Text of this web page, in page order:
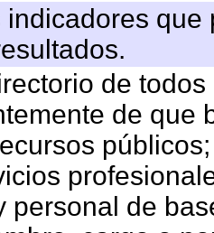
indicadores
de
de que
personal de